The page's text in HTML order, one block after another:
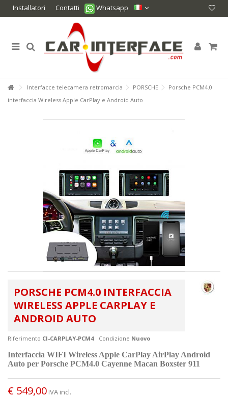
Installatori Contatti Whatsapp
Interfacce telecamera retromarcia PORSCHE
Porsche PCM4.0
interfaccia Wireless Apple CarPlay e Android Auto
PORSCHE PCM4.0 INTERFACCIA
WIRELESS APPLE CARPLAY E
ANDROID AUTO
Riferimento CI-CARPLAY-PCM4 Condizione Nuovo
Interfaccia WIFI Wireless Apple CarPlay AirPlay Android
Auto per Porsche PCM4.0 Cayenne Macan Boxster 911
€ 549,00 IVA incl.